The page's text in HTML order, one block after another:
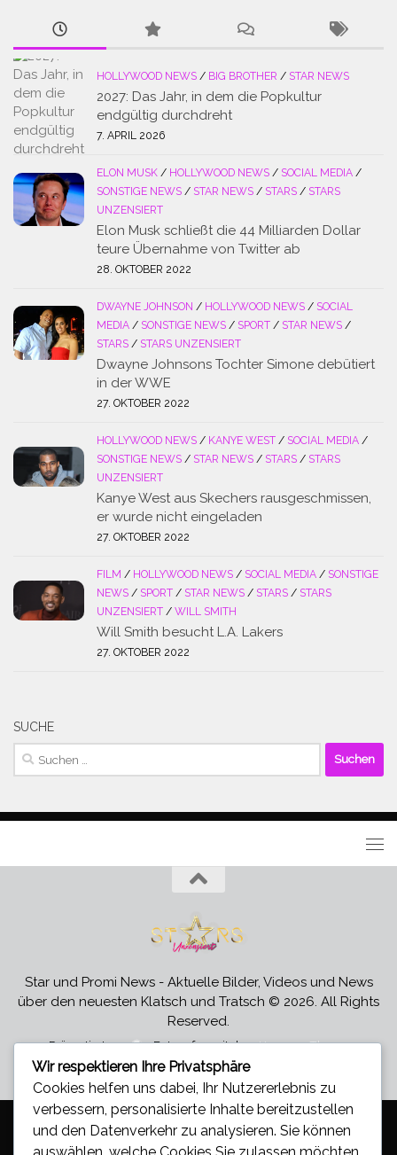
HOLLYWOOD NEWS / BIG BROTHER / STAR NEWS
2027: Das Jahr, in dem die Popkultur
endgültig durchdreht
7. APRIL 2026
ELON MUSK / HOLLYWOOD NEWS / SOCIAL MEDIA /
SONSTIGE NEWS / STAR NEWS / STARS / STARS
UNZENSIERT
Elon Musk schließt die 44 Milliarden Dollar
teure Übernahme von Twitter ab
28. OKTOBER 2022
DWAYNE JOHNSON / HOLLYWOOD NEWS / SOCIAL
MEDIA / SONSTIGE NEWS / SPORT / STAR NEWS /
STARS / STARS UNZENSIERT
Dwayne Johnsons Tochter Simone debütiert
in der WWE
27. OKTOBER 2022
HOLLYWOOD NEWS / KANYE WEST / SOCIAL MEDIA /
SONSTIGE NEWS / STAR NEWS / STARS / STARS
UNZENSIERT
Kanye West aus Skechers rausgeschmissen,
er wurde nicht eingeladen
27. OKTOBER 2022
FILM / HOLLYWOOD NEWS / SOCIAL MEDIA / SONSTIGE
NEWS / SPORT / STAR NEWS / STARS / STARS
UNZENSIERT / WILL SMITH
Will Smith besucht L.A. Lakers
27. OKTOBER 2022
SUCHE
Suchen
nach:
Star und Promi News - Aktuelle Bilder, Videos und News
über den neuesten Klatsch und Tratsch © 2026. All Rights
Reserved.
Präsentiert von - Entworfen mit demHueman-Theme
Wir respektieren Ihre Privatsphäre
Cookies helfen uns dabei, Ihr Nutzererlebnis zu
verbessern, personalisierte Inhalte bereitzustellen
und den Datenverkehr zu analysieren. Sie können
auswählen, welche Cookies Sie zulassen möchten,